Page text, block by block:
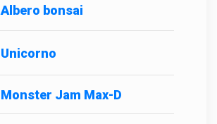
Albero bonsai
Unicorno
Monster Jam Max-D